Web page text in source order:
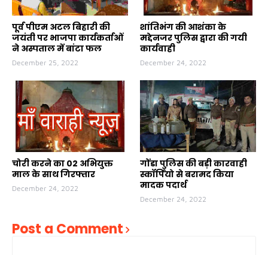
पूर्व पीएम अटल बिहारी की
जयंती पर भाजपा कार्यकर्ताओं
ने अस्पताल में बांटा फल
December 25, 2022
शांतिभंग की आशंका के
मद्देनजर पुलिस द्वारा की गयी
कार्यवाही
December 24, 2022
चोरी करने का 02 अभियुक्त
माल के साथ गिरफ्तार
December 24, 2022
गोंडा पुलिस की बड़ी कारवाही
स्कॉर्पियो से बरामद किया
मादक पदार्थ
December 24, 2022
Post a Comment